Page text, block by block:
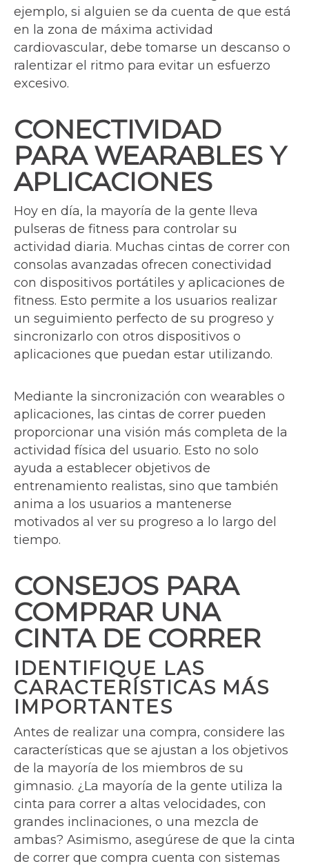
ejemplo, si alguien se da cuenta de que está
en la zona de máxima actividad
cardiovascular, debe tomarse un descanso o
ralentizar el ritmo para evitar un esfuerzo
excesivo.
CONECTIVIDAD
PARA WEARABLES Y
APLICACIONES
Hoy en día, la mayoría de la gente lleva
pulseras de fitness para controlar su
actividad diaria. Muchas cintas de correr con
consolas avanzadas ofrecen conectividad
con dispositivos portátiles y aplicaciones de
fitness. Esto permite a los usuarios realizar
un seguimiento perfecto de su progreso y
sincronizarlo con otros dispositivos o
aplicaciones que puedan estar utilizando.
Mediante la sincronización con wearables o
aplicaciones, las cintas de correr pueden
proporcionar una visión más completa de la
actividad física del usuario. Esto no solo
ayuda a establecer objetivos de
entrenamiento realistas, sino que también
anima a los usuarios a mantenerse
motivados al ver su progreso a lo largo del
tiempo.
CONSEJOS PARA
COMPRAR UNA
CINTA DE CORRER
IDENTIFIQUE LAS
CARACTERÍSTICAS MÁS
IMPORTANTES
Antes de realizar una compra, considere las
características que se ajustan a los objetivos
de la mayoría de los miembros de su
gimnasio. ¿La mayoría de la gente utiliza la
cinta para correr a altas velocidades, con
grandes inclinaciones, o una mezcla de
ambas? Asimismo, asegúrese de que la cinta
de correr que compra cuenta con sistemas